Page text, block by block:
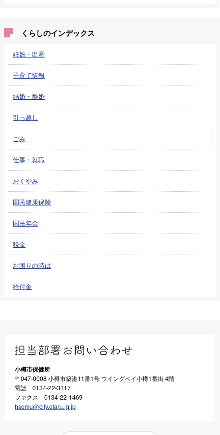
くらしのインデックス
妊娠・出産
子育て情報
結婚・離婚
引っ越し
ごみ
仕事・就職
おくやみ
国民健康保険
国民年金
税金
お困りの時は
給付金
小樽市保健所
〒047-0008 小樽市築港11番1号 ウイングベイ小樽1番街 4階
電話 0134-22-3117
ファクス 0134-22-1469
hsomu@city.otaru.lg.jp